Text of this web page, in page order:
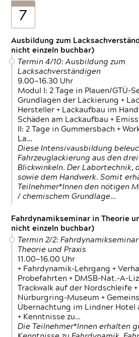
7
Ausbildung zum
nicht einzeln buchbar)
Termin 4/10: Ausbildung zum
Lacksachverständigen
9.00—16.30 Uhr
Modul I: 2 Tage in Plauen/GTÜ-
Grundlagen der Lackierung +
Hersteller + Lackaufbau im
Schäden am Lackaufbau +
II: 2 Tage in Gummersbach +
La…
Diese Intensivausbildung
Fahrzeuglackierung aus den
Blickwinkeln. Der Labortechnik,
sowie dem Handwerk. Somit
Teilnehmer*Innen den nötigen
/ chemischem Grundlage…
Fahrdynamikseminar in Theorie
nicht einzeln buchbar)
Termin 2/2:
Theorie und Praxis
11.00—16.00 Uhr
+ Fahrdynamik-Lehrgang +
Probefahrten + DMSB-Nat.-A-
Trackwalk auf der Nordschleife +
Nürburgring-Museum +
Übernachtung im Lindner Hotel
+ Kenntnisse zu…
Die Teilnehmer*Innen erhalten